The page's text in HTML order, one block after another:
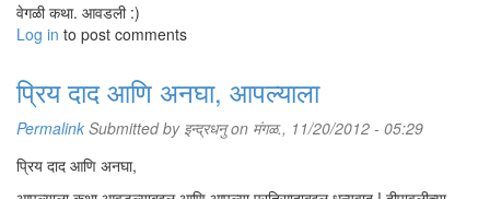
वेगळी कथा. आवडली :)
Log in to post comments
प्रिय दाद आणि अनघा, आपल्याला
Permalink Submitted by इन्द्रधनुon मंगळ., 11/20/2012 - 05:29
प्रिय दाद आणि अनघा,